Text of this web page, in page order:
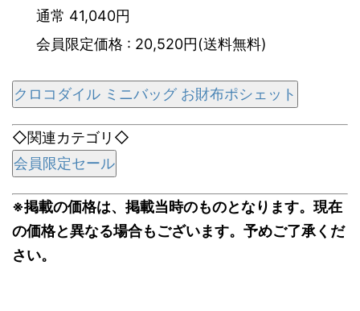
通常 41,040円
会員限定価格 : 20,520円(送料無料)
クロコダイル ミニバッグ お財布ポシェット
◇関連カテゴリ◇
会員限定セール
※掲載の価格は、掲載当時のものとなります。現在
の価格と異なる場合もございます。予めご了承くだ
さい。